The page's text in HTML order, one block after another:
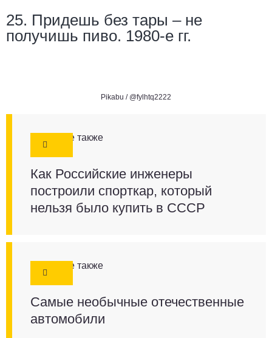
25. Придешь без тары – не
получишь пиво. 1980-е гг.
Pikabu / @fylhtq2222
Смотрите также
Как Российские инженеры
построили спорткар, который
нельзя было купить в СССР
Смотрите также
Самые необычные отечественные
автомобили